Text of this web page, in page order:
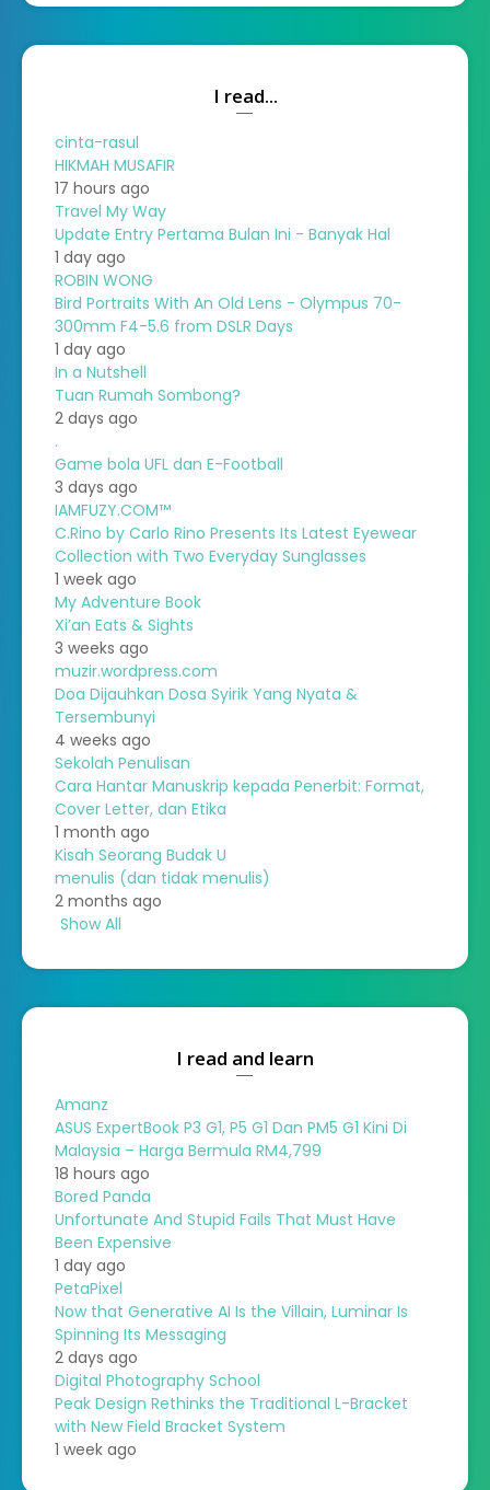
I read...
cinta-rasul
HIKMAH MUSAFIR
17 hours ago
Travel My Way
Update Entry Pertama Bulan Ini - Banyak Hal
1 day ago
ROBIN WONG
Bird Portraits With An Old Lens - Olympus 70-
300mm F4-5.6 from DSLR Days
1 day ago
In a Nutshell
Tuan Rumah Sombong?
2 days ago
.
Game bola UFL dan E-Football
3 days ago
IAMFUZY.COM™
C.Rino by Carlo Rino Presents Its Latest Eyewear
Collection with Two Everyday Sunglasses
1 week ago
My Adventure Book
Xi’an Eats & Sights
3 weeks ago
muzir.wordpress.com
Doa Dijauhkan Dosa Syirik Yang Nyata &
Tersembunyi
4 weeks ago
Sekolah Penulisan
Cara Hantar Manuskrip kepada Penerbit: Format,
Cover Letter, dan Etika
1 month ago
Kisah Seorang Budak U
menulis (dan tidak menulis)
2 months ago
Show All
I read and learn
Amanz
ASUS ExpertBook P3 G1, P5 G1 Dan PM5 G1 Kini Di
Malaysia – Harga Bermula RM4,799
18 hours ago
Bored Panda
Unfortunate And Stupid Fails That Must Have
Been Expensive
1 day ago
PetaPixel
Now that Generative AI Is the Villain, Luminar Is
Spinning Its Messaging
2 days ago
Digital Photography School
Peak Design Rethinks the Traditional L-Bracket
with New Field Bracket System
1 week ago